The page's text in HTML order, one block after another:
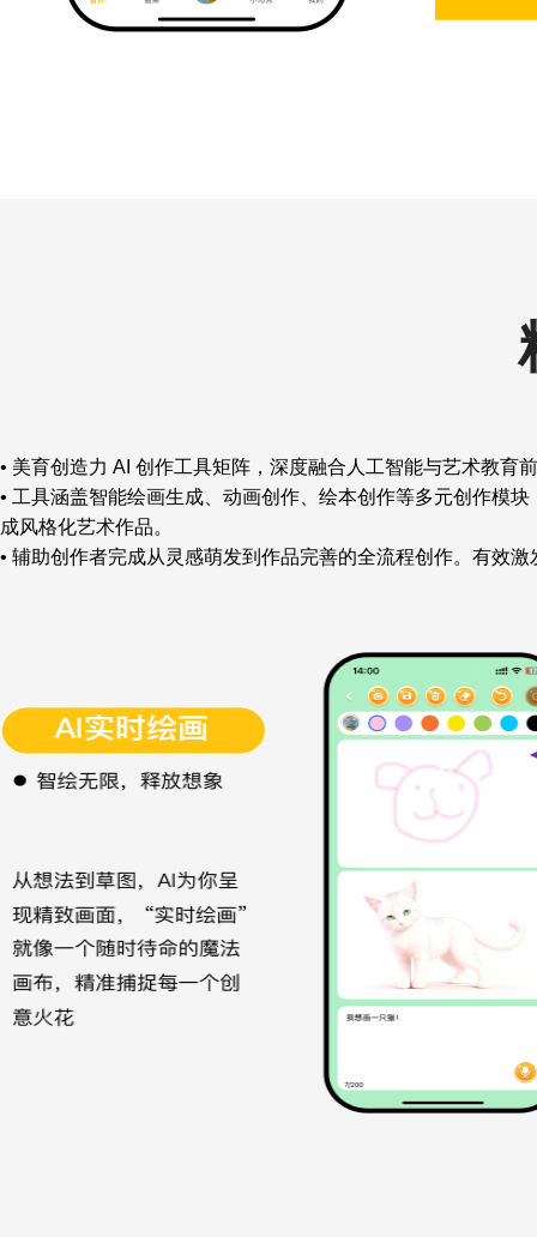
• 美育创造力 AI 创作工具矩阵，深度融合人工智能与艺术教育
• 工具涵盖智能绘画生成、动画创作、绘本创作等多元创作模
成风格化艺术作品。
• 辅助创作者完成从灵感萌发到作品完善的全流程创作。有效